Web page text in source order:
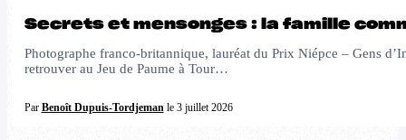
Secrets et mensonges : la famille
Photographe franco-britannique, lauréat du Prix Niépce – Gens
retrouver au Jeu de Paume à Tour…
Par Benoît Dupuis-Tordjeman le 3 juillet 2026